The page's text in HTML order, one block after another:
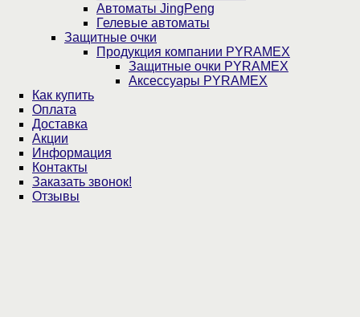
Автоматы JingPeng
Гелевые автоматы
Защитные очки
Продукция компании PYRAMEX
Защитные очки PYRAMEX
Аксессуары PYRAMEX
Как купить
Оплата
Доставка
Акции
Информация
Контакты
Заказать звонок!
Отзывы